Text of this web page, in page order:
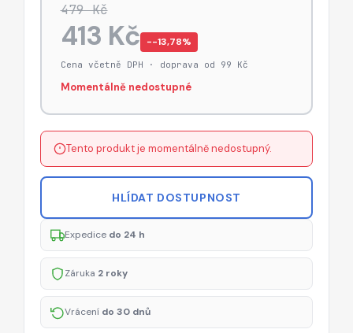
479 Kč
413 Kč −-13,78%
Cena včetně DPH · doprava od 99 Kč
Momentálně nedostupné
Tento produkt je momentálně nedostupný.
HLÍDAT DOSTUPNOST
Expedice do 24 h
Záruka 2 roky
Vrácení do 30 dnů